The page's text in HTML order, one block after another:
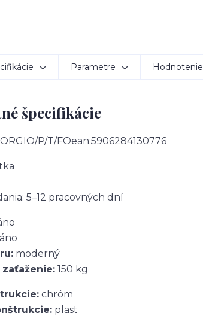
Parametre Hodnotenie
špecifikácie
P/T/FOean:5906284130776
5–12 pracovných dní
áno
moderný
150 kg
chróm
plast